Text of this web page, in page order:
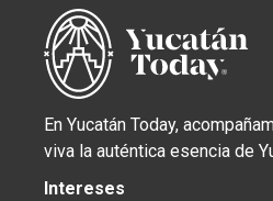
En Yucatán Today,
viva la auténtica esencia de
Intereses